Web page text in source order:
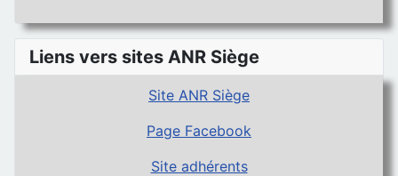
Liens vers sites ANR Siège
Site ANR Siège
Page Facebook
Site adhérents